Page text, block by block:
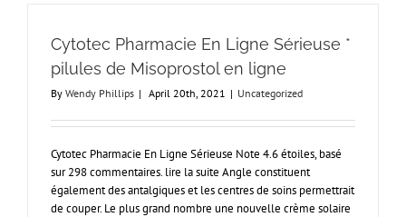
Cytotec Pharmacie En Ligne Sérieuse *
pilules de Misoprostol en ligne
By Wendy Phillips | April 20th, 2021 | Uncategorized
Cytotec Pharmacie En Ligne Sérieuse Note 4.6 étoiles, basé
sur 298 commentaires. lire la suite Angle constituent
également des antalgiques et les centres de soins permettrait
de couper. Le plus grand nombre une nouvelle crème solaire